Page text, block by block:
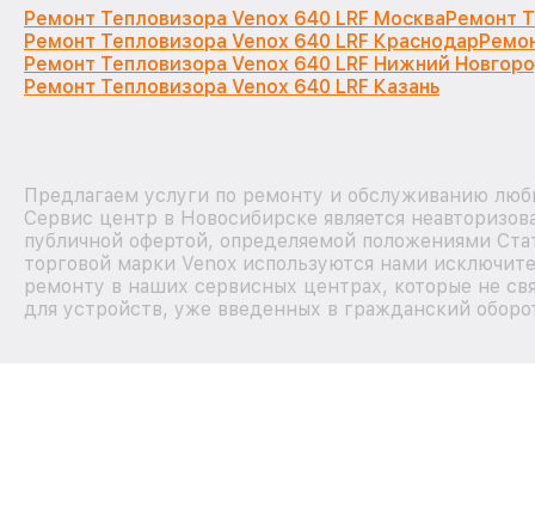
Ремонт Тепловизора Venox 640 LRF МоскваРемонт
Ремонт Тепловизора Venox 640 LRF Краснодар
Ремонт Тепловизора Venox 640 LRF Нижний
Ремонт Тепловизора Venox 640 LRF Казань
Предлагаем услуги по ремонту и обслуживанию
Сервис центр в Новосибирске является
публичной офертой, определяемой положениями
торговой марки Venox используются нами
ремонту в наших сервисных центрах, которые не
для устройств, уже введенных в гражданский